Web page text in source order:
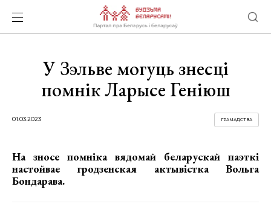
У Зэльве могуць знесці
помнік Ларысе Геніюш
01.03.2023 ГРАМАДСТВА
На зносе помніка вядомай беларускай паэткі
настойвае гродзенская актывістка Вольга
Бондарава.